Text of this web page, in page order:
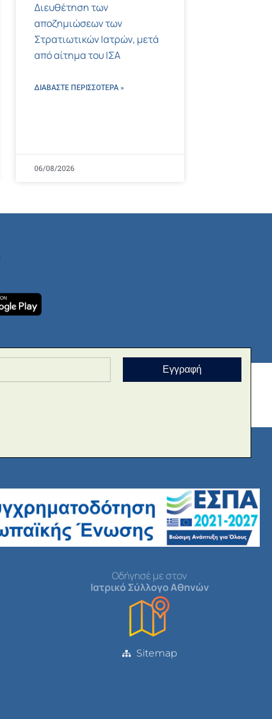
Διευθέτηση των
αποζημιώσεων των
Στρατιωτικών Ιατρών, μετά
από αίτημα του ΙΣΑ
ΔΙΑΒΑΣΤΕ ΠΕΡΙΣΣΌΤΕΡΑ »
06/08/2026
Εγγραφή
Οδήγησέ με στον
Ιατρικό Σύλλογο Αθηνών
Sitemap